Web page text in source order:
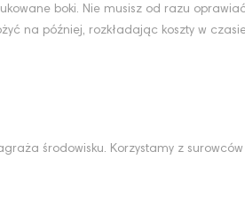
boki. Nie musisz od razu oprawiać
na później, rozkładając koszty w
środowisku. Korzystamy z surowców